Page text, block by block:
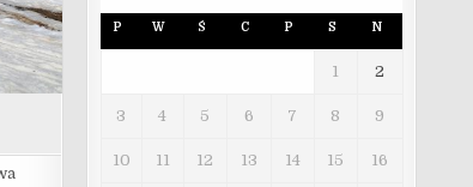
P W Ś C P S N
1 2
3 4 5 6 7 8 9
10 11 12 13 14 15 16